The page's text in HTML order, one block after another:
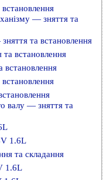
— зняття та
та встановлення
встановлення
встановлення
валу — зняття та
1.6L
та складання
1.6L